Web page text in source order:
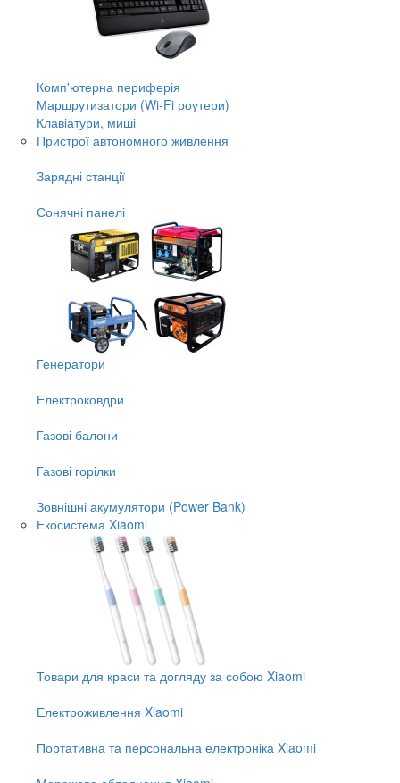
Комп'ютерна периферія
Маршрутизатори (Wi-Fi роутери)
Клавіатури, миші
Пристрої автономного живлення
Зарядні станції
Сонячні панелі
Генератори
Електроковдри
Газові балони
Газові горілки
Зовнішні акумулятори (Power Bank)
Екосистема Xiaomi
Товари для краси та догляду за собою Xiaomi
Електроживлення Xiaomi
Портативна та персональна електроніка Xiaomi